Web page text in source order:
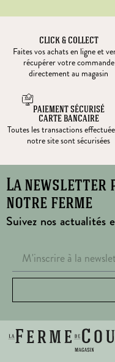
CLICK & COLLECT
Faites vos achats en ligne et
récupérer votre commande
directement au magasin
PAIEMENT SÉCURISÉ
CARTE BANCAIRE
Toutes les transactions
notre site sont sécurisées
La newsletter
notre ferme
Suivez nos actualités